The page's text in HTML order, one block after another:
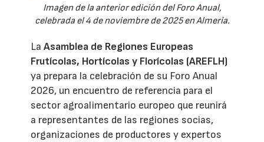
Imagen de la anterior edición del Foro Anual,
celebrada el 4 de noviembre de 2025 en Almería.
LaAsamblea de Regiones Europeas
Frutícolas, Hortícolas y Florícolas (AREFLH)
ya prepara la celebración de su Foro Anual
2026, un encuentro de referencia para el
sector agroalimentario europeo que reunirá
a representantes de las regiones socias,
organizaciones de productores y expertos